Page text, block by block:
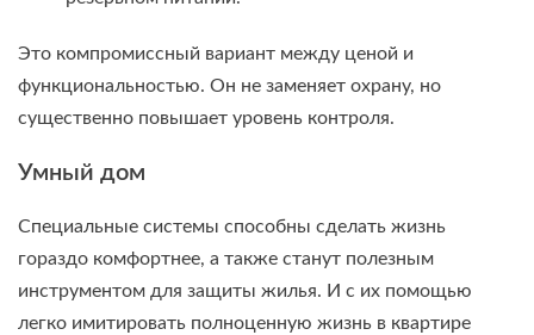
Это компромиссный вариант между ценой и
функциональностью. Он не заменяет охрану, но
существенно повышает уровень контроля.
Умный дом
Специальные системы способны сделать жизнь
гораздо комфортнее, а также станут полезным
инструментом для защиты жилья. И с их помощью
легко имитировать полноценную жизнь в квартире